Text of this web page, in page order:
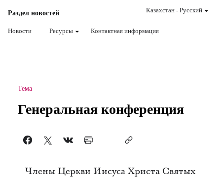
Раздел новостей
Новости Ресурсы Контактная информация
Казахстан-Pусский
Тема
Генеральная конференция
Члены Церкви Иисуса Христа Святых